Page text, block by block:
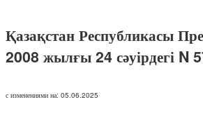
Қазақстан Республикасы
2008 жылғы 24 сәуірдегі
с изменениями на: 05.06.2025